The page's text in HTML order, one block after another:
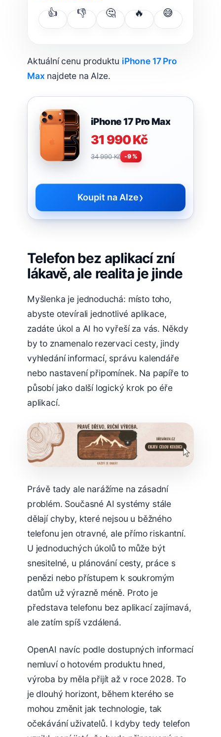
👍 👎 🤔 🔥 😅
Aktuální cenu produktu iPhone 17 Pro
Max najdete na Alze.
iPhone 17 Pro Max
31 990 Kč
34 990 Kč -9 %
Koupit na Alze›
Telefon bez aplikací zní
lákavě, ale realita je jinde
Myšlenka je jednoduchá: místo toho,
abyste otevírali jednotlivé aplikace,
zadáte úkol a AI ho vyřeší za vás. Někdy
by to znamenalo rezervaci cesty, jindy
vyhledání informací, správu kalendáře
nebo nastavení připomínek. Na papíře to
působí jako další logický krok po éře
aplikací.
Právě tady ale narážíme na zásadní
problém. Současné AI systémy stále
dělají chyby, které nejsou u běžného
telefonu jen otravné, ale přímo riskantní.
U jednoduchých úkolů to může být
snesitelné, u plánování cesty, práce s
penězi nebo přístupem k soukromým
datům už výrazně méně. Proto je
představa telefonu bez aplikací zajímavá,
ale zatím spíš vzdálená.
OpenAI navíc podle dostupných informací
nemluví o hotovém produktu hned,
výroba by měla přijít až v roce 2028. To
je dlouhý horizont, během kterého se
mohou změnit jak technologie, tak
očekávání uživatelů. I kdyby tedy telefon